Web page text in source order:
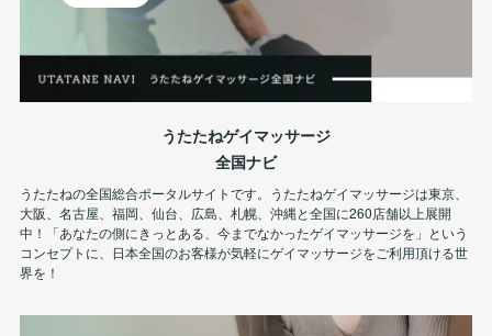
うたたねゲイマッサージ
全国ナビ
うたたねの全国総合ポータルサイトです。うたたねゲイマッサージは東京、
大阪、名古屋、福岡、仙台、広島、札幌、沖縄と全国に260店舗以上展開
中！「あなたの側にきっとある、今までなかったゲイマッサージを」という
コンセプトに、日本全国のお客様が気軽にゲイマッサージをご利用頂ける世
界を！